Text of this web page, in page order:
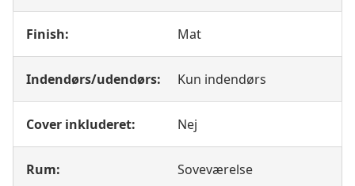
Finish: Mat
Indendørs/udendørs: Kun indendørs
Cover inkluderet: Nej
Rum: Soveværelse